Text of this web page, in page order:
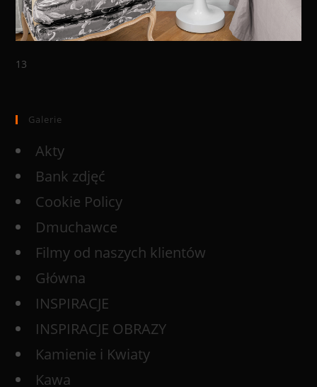
13
Galerie
Akty
Bank zdjęć
Cookie Policy
Dmuchawce
Filmy od naszych klientów
Główna
INSPIRACJE
INSPIRACJE OBRAZY
Kamienie i Kwiaty
Kawa